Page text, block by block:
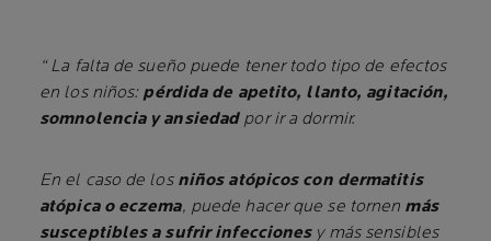
“ La falta de sueño puede tener todo tipo de efectos
en los niños: pérdida de apetito, llanto, agitación,
somnolencia y ansiedadpor ir a dormir.
En el caso de los niños atópicos con dermatitis
atópica o eczema, puede hacer que se tornen más
susceptibles a sufrir infeccionesy más sensibles